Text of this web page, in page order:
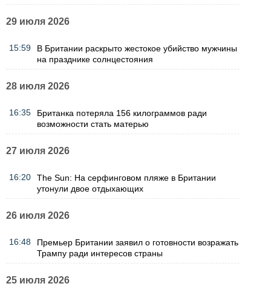
29 июля 2026
15:59
В Британии раскрыто жестокое убийство мужчины
на празднике солнцестояния
28 июля 2026
16:35
Британка потеряла 156 килограммов ради
возможности стать матерью
27 июля 2026
16:20
The Sun: На серфинговом пляже в Британии
утонули двое отдыхающих
26 июля 2026
16:48
Премьер Британии заявил о готовности возражать
Трампу ради интересов страны
25 июля 2026